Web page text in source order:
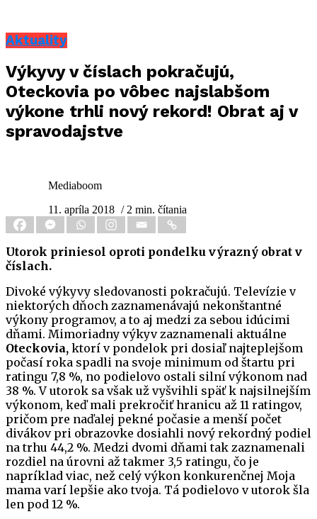
Aktuality
Výkyvy v číslach pokračujú,
Oteckovia po vôbec najslabšom
výkone trhli nový rekord! Obrat aj v
spravodajstve
Mediaboom
11. apríla 2018 / 2 min. čítania
Utorok priniesol oproti pondelku výrazný obrat v
číslach.
Divoké výkyvy sledovanosti pokračujú. Televízie v
niektorých dňoch zaznamenávajú nekonštantné
výkony programov, a to aj medzi za sebou idúcimi
dňami. Mimoriadny výkyv zaznamenali aktuálne
Oteckovia, ktorí v pondelok pri dosiaľ najteplejšom
počasí roka spadli na svoje minimum od štartu pri
ratingu 7,8 %, no podielovo ostali silní výkonom nad
38 %. V utorok sa však už vyšvihli späť k najsilnejším
výkonom, keď mali prekročiť hranicu až 11 ratingov,
pričom pre naďalej pekné počasie a menší počet
divákov pri obrazovke dosiahli nový rekordný podiel
na trhu 44,2 %. Medzi dvomi dňami tak zaznamenali
rozdiel na úrovni až takmer 3,5 ratingu, čo je
napríklad viac, než celý výkon konkurenčnej Moja
mama varí lepšie ako tvoja. Tá podielovo v utorok šla
len pod 12 %.